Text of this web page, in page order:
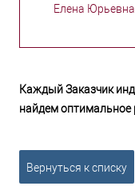
Елена Юрьевна
Каждый Заказчик
найдем оптимальное
Вернуться к списку